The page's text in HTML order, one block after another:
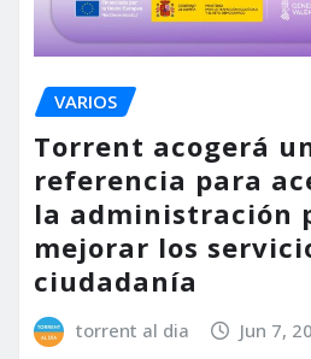
VARIOS
Torrent acogerá
referencia para
la administración
mejorar los
ciudadanía
torrent al dia Jun 7,